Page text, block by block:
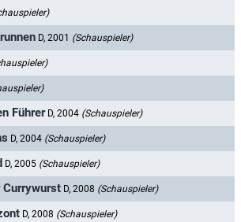
D, 2001 (Schauspieler)
Führer D, 2004 (Schauspieler)
D, 2004 (Schauspieler)
D, 2005 (Schauspieler)
Currywurst D, 2008 (Schauspieler)
D, 2008 (Schauspieler)